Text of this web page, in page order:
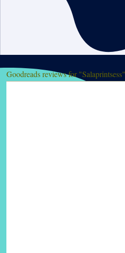
Goodreads reviews for "Salaprintsess"